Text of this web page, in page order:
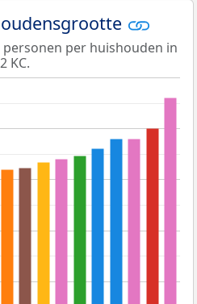
per huishouden in
KC.